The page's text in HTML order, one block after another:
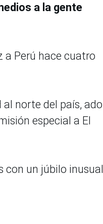
a la gente
a Perú hace cuatro
al norte del país,
especial a El
con un júbilo